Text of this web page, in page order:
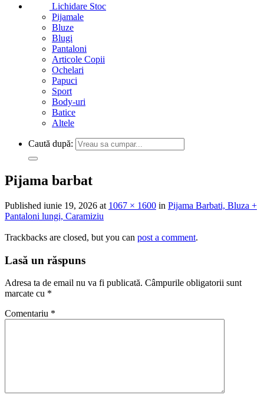
Lichidare Stoc
Pijamale
Bluze
Blugi
Pantaloni
Articole Copii
Ochelari
Papuci
Sport
Body-uri
Batice
Altele
Caută după:
Pijama barbat
Published iunie 19, 2026 at 1067 × 1600 in Pijama Barbati, Bluza +
Pantaloni lungi, Caramiziu
Trackbacks are closed, but you can post a comment.
Lasă un răspuns
Adresa ta de email nu va fi publicată. Câmpurile obligatorii sunt
marcate cu *
Comentariu *